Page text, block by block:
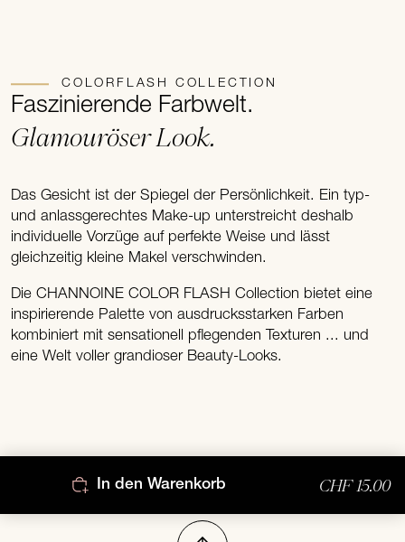
COLORFLASH COLLECTION
Faszinierende Farbwelt.
Glamouröser Look.
Das Gesicht ist der Spiegel der Persönlichkeit. Ein typ-
und anlassgerechtes Make-up unterstreicht deshalb
individuelle Vorzüge auf perfekte Weise und lässt
gleichzeitig kleine Makel verschwinden.
Die CHANNOINE COLOR FLASH Collection bietet eine
inspirierende Palette von ausdrucksstarken Farben
kombiniert mit sensationell pflegenden Texturen ... und
eine Welt voller grandioser Beauty-Looks.
In den Warenkorb CHF 15.00
Nach oben